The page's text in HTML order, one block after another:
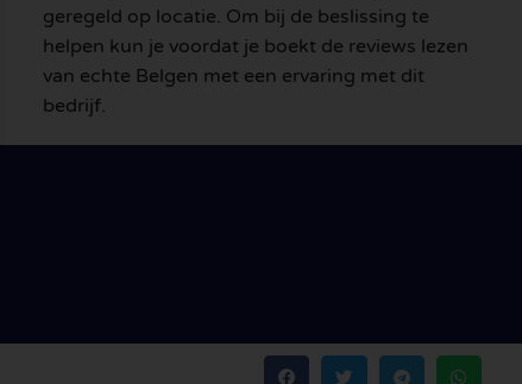
geregeld op locatie. Om bij de beslissing te
helpen kun je voordat je boekt de reviews lezen
van echte Belgen met een ervaring met dit
bedrijf.